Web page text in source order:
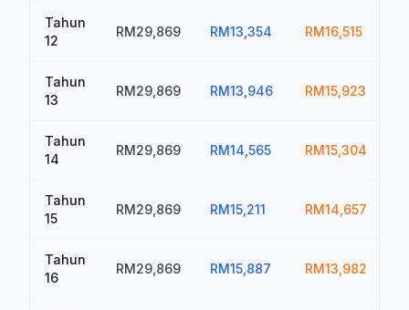
Tahun
12
RM29,869 RM13,354 RM16,515
Tahun
13
RM29,869 RM13,946 RM15,923
Tahun
14
RM29,869 RM14,565 RM15,304
Tahun
15
RM29,869 RM15,211 RM14,657
Tahun
16
RM29,869 RM15,887 RM13,982